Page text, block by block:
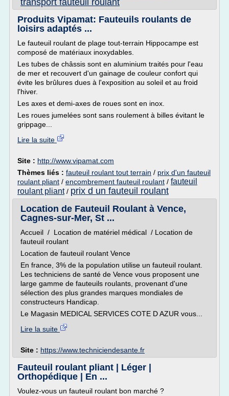
transport fauteuil roulant
Produits Vipamat: Fauteuils roulants de
loisirs adaptés ...
Le fauteuil roulant de plage tout-terrain Hippocampe est
composé de matériaux inoxydables.
Les tubes de châssis sont en aluminium traités pour l'eau
de mer et recouvert d'un gainage de couleur confort qui
évite les brûlures dues à l'exposition au soleil et au froid
l'hiver.
Les axes et demi-axes de roues sont en inox.
Les roues jumelées sont sans roulement à billes évitant le
grippage...
Lire la suite
Site : http://www.vipamat.com
Thèmes liés : fauteuil roulant tout terrain / prix d'un fauteuil
roulant pliant / encombrement fauteuil roulant / fauteuil
roulant pliant/ prix d un fauteuil roulant
Location de Fauteuil Roulant à Vence,
Cagnes-sur-Mer, St ...
Accueil / Location de matériel médical / Location de
fauteuil roulant
Location de fauteuil roulant Vence
En france, 3% de la population utilise un fauteuil roulant.
Les techniciens de santé de Vence vous proposent une
large gamme de fauteuils roulants, provenant d'une
sélection des plus grandes marques mondiales de
constructeurs Handicap.
Le Magasin MEDICAL SERVICES COTE D AZUR vous...
Lire la suite
Site : https://www.techniciendesante.fr
Fauteuil roulant pliant | Léger |
Orthopédique | En ...
Voulez-vous un fauteuil roulant bon marché ?